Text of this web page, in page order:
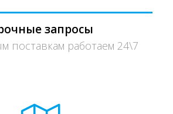
запросы
поставкам работаем 24\7